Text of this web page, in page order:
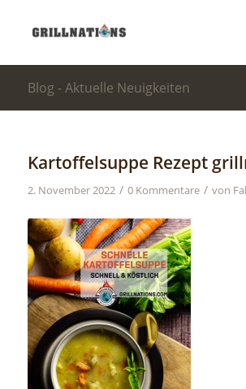
Blog - Aktuelle Neuigkeiten
Kartoffelsuppe Rezept
2. November 2022 / 0 Kommentare / von